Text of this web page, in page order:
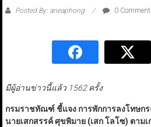
Posted By: aneaphong 0 Comment
มีผู้อ่านข่าวนี้แล้ว 1562 ครั้ง
กรมราชทัณฑ์ ชี้แจง การพักการลงโทษกร
นายเสกสรรค์ ศุขพิมาย (เสก โลโซ) ตาม